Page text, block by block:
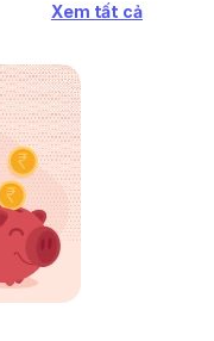
Xem tất cả